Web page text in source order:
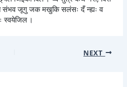
संभव जूगु जक मखुकि सलंसः दँ न्ह्यः व
स्वयेजिल ।
NEXT